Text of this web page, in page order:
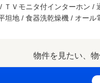
ＴＶモニタ付インターホン
坦地 / 食器洗乾燥機 / オール
物件を見たい、